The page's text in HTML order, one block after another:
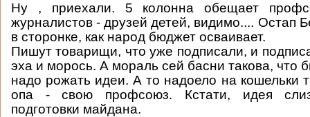
Ну , приехали. 5 колонна обещает
журналистов - друзей детей, видимо.... Остап
в сторонке, как народ бюджет осваивает.
Пишут товарищи, что уже подписали, и
эха и морось. А мораль сей басни такова, что
надо рожать идеи. А то надоело на кошельки
опа - свою профсоюз. Кстати, идея
подготовки майдана.